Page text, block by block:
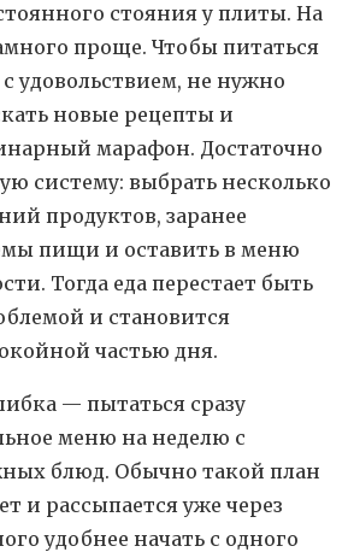
стояния у плиты. На
проще. Чтобы питаться
удовольствием, не нужно
новые рецепты и
марафон. Достаточно
систему: выбрать несколько
продуктов, заранее
пищи и оставить в меню
Тогда еда перестает быть
и становится
частью дня.
— пытаться сразу
меню на неделю с
блюд. Обычно такой план
и рассыпается уже через
удобнее начать с одного